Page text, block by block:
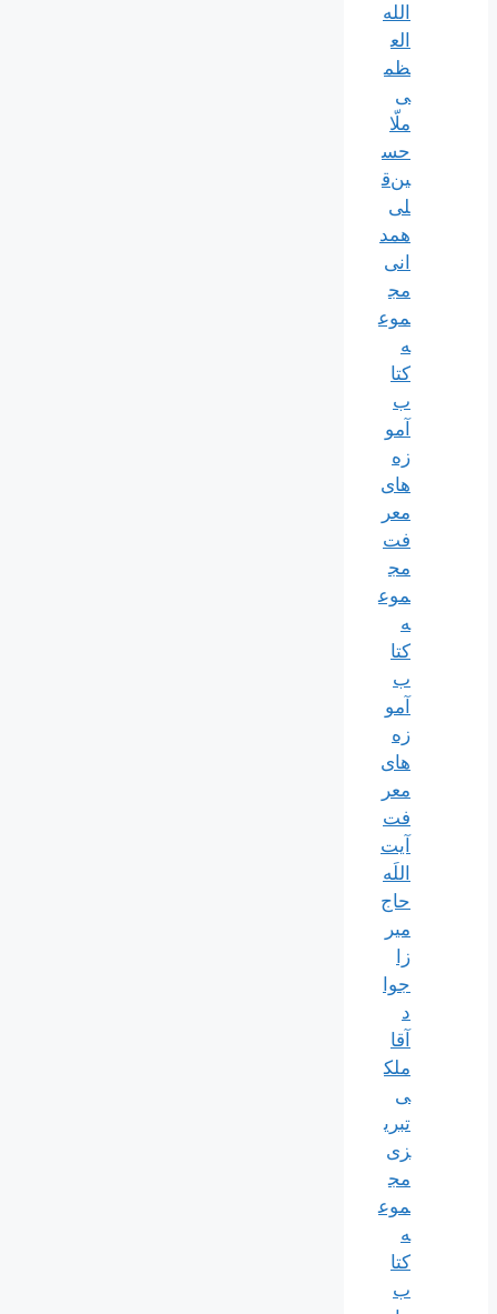
الله‌
الع
ظم
ی
ملّا
حس
ین‌ق
لی
همد
انی
مج
موع
ه
کتا
ب
آمو
زه
های
معر
فت
مج
موع
ه
کتا
ب
آمو
زه
های
معر
فت
آیت
اللَه
حاج
میر
زا
جوا
آقا
ملک
ی
تبری
زی
مج
موع
ه
کتا
ب